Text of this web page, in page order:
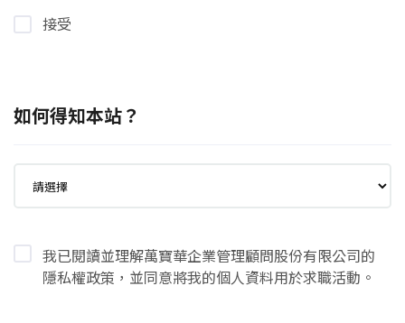
接受
如何得知本站？
我已閱讀並理解萬寶華企業管理顧問股份有限公司的
隱私權政策，並同意將我的個人資料用於求職活動。